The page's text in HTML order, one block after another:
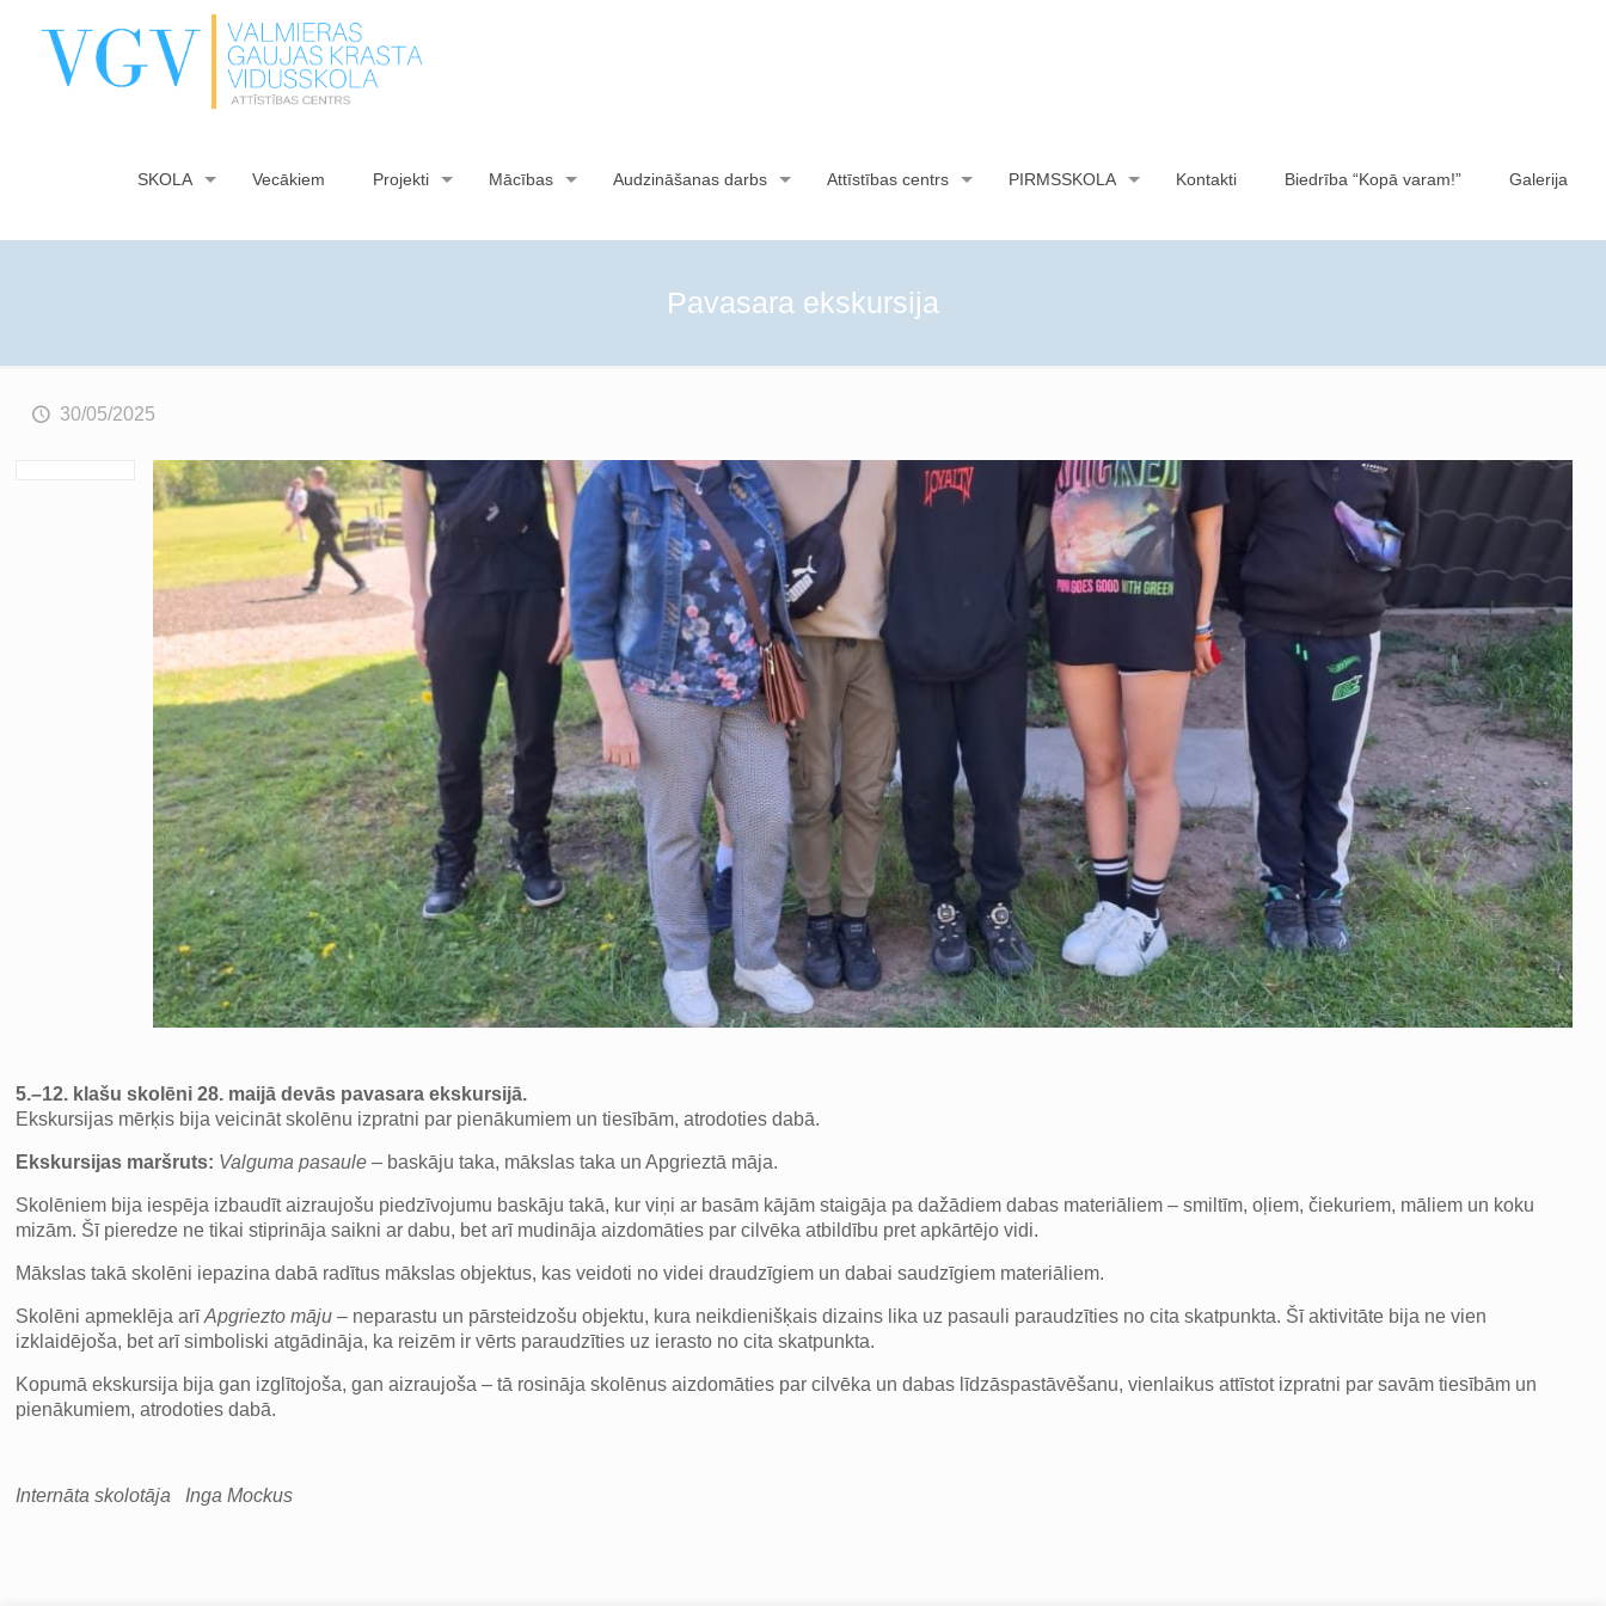
SKOLA Vecākiem Projekti Mācības Audzināšanas darbs Attīstības centrs PIRMSSKOLA Kontakti Biedrība “Kopā varam!” Galerija
Pavasara ekskursija
30/05/2025
5.–12. klašu skolēni 28. maijā devās pavasara ekskursijā.
Ekskursijas mērķis bija veicināt skolēnu izpratni par pienākumiem un tiesībām, atrodoties dabā.
Ekskursijas maršruts: Valguma pasaule – baskāju taka, mākslas taka un Apgrieztā māja.
Skolēniem bija iespēja izbaudīt aizraujošu piedzīvojumu baskāju takā, kur viņi ar basām kājām staigāja pa dažādiem dabas materiāliem – smiltīm, oļiem, čiekuriem, māliem un koku
mizām. Šī pieredze ne tikai stiprināja saikni ar dabu, bet arī mudināja aizdomāties par cilvēka atbildību pret apkārtējo vidi.
Mākslas takā skolēni iepazina dabā radītus mākslas objektus, kas veidoti no videi draudzīgiem un dabai saudzīgiem materiāliem.
Skolēni apmeklēja arīApgriezto māju – neparastu un pārsteidzošu objektu, kura neikdienišķais dizains lika uz pasauli paraudzīties no cita skatpunkta. Šī aktivitāte bija ne vien
izklaidējoša, bet arī simboliski atgādināja, ka reizēm ir vērts paraudzīties uz ierasto no cita skatpunkta.
Kopumā ekskursija bija gan izglītojoša, gan aizraujoša – tā rosināja skolēnus aizdomāties par cilvēka un dabas līdzāspastāvēšanu, vienlaikus attīstot izpratni par savām tiesībām un
pienākumiem, atrodoties dabā.
Internāta skolotāja Inga Mockus